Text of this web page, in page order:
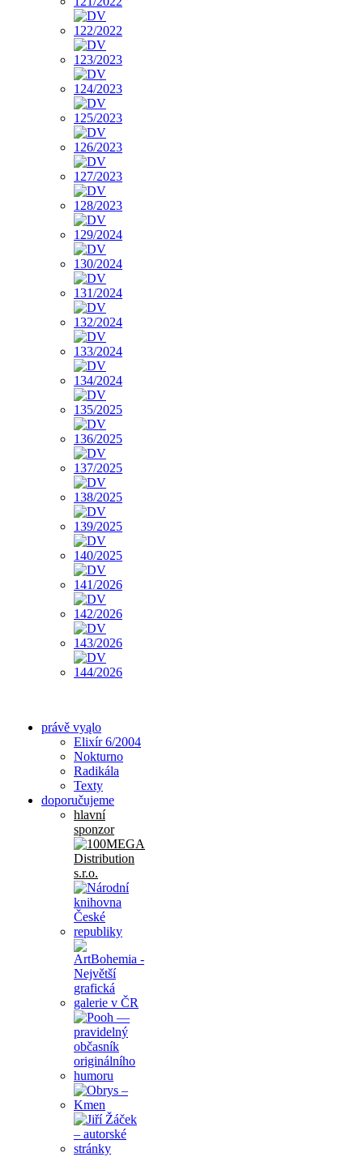
právě vyąlo
Elixír 6/2004
Nokturno
Radikála
Texty
doporučujeme
hlavní
sponzor